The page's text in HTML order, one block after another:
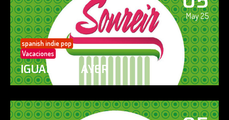
May 25
spanish indie pop
Vacaciones
IGUAL QUE AYER